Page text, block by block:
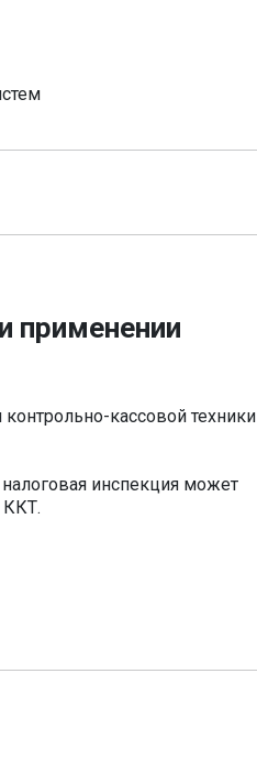
применении
кассовой техники
инспекция может
ККТ.